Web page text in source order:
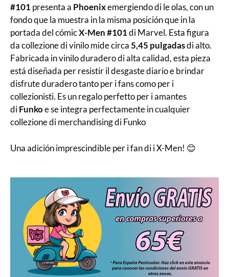
#101 presenta a Phoenixemergiendo di le olas, con un
fondo que la muestra in la misma posición que in la
portada del cómicX-Men #101di Marvel. Esta figura
da collezione di vinilo mide circa5,45 pulgadasdi alto.
Fabricada in vinilo duradero di alta calidad, esta pieza
está diseñada per resistir il desgaste diario e brindar
disfrute duradero tanto per i fans como per i
collezionisti. Es un regalo perfetto per i amantes
diFunkoe se integra perfectamente in cualquier
collezione di merchandising di Funko
Una adición imprescindible per i fan di i X-Men! 😊